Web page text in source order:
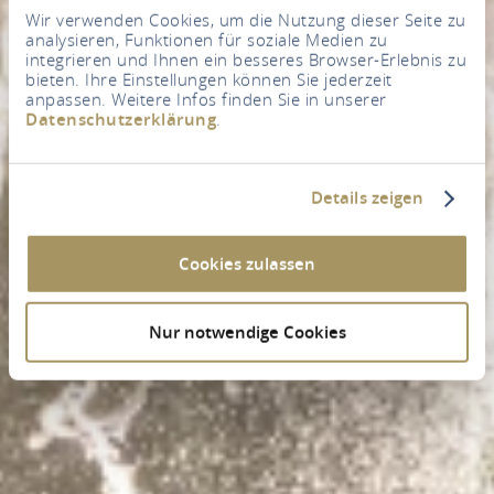
Wir verwenden Cookies, um die Nutzung dieser Seite zu
analysieren, Funktionen für soziale Medien zu
integrieren und Ihnen ein besseres Browser-Erlebnis zu
bieten. Ihre Einstellungen können Sie jederzeit
anpassen. Weitere Infos finden Sie in unserer
Datenschutzerklärung.
Details zeigen
Cookies zulassen
Nur notwendige Cookies